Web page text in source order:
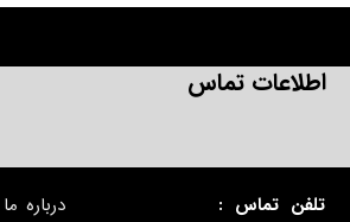
Potenti parturient parturie
اطلاعات تماس
تلفن تماس :
درباره ما